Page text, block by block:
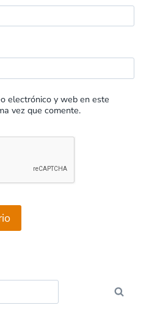
electrónico y web en este
vez que comente.